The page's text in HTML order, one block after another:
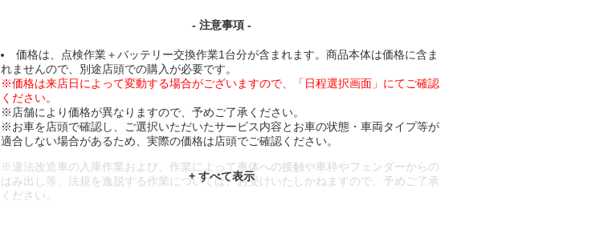
- 注意事項 -
価格は、点検作業＋バッテリー交換作業1台分が含まれます。商品本体は価格に含ま
れませんので、別途店頭での購入が必要です。
※価格は来店日によって変動する場合がございますので、「日程選択画面」にてご確認
ください。
※店舗により価格が異なりますので、予めご了承ください。
※お車を店頭で確認し、ご選択いただいたサービス内容とお車の状態・車両タイプ等が
適合しない場合があるため、実際の価格は店頭でご確認ください。
※違法改造車の入庫作業および、作業によって車体への接触や車枠やフェンダーからの
はみ出し等、法規を逸脱する作業については、お受けいたしかねますので、予めご了承
ください。